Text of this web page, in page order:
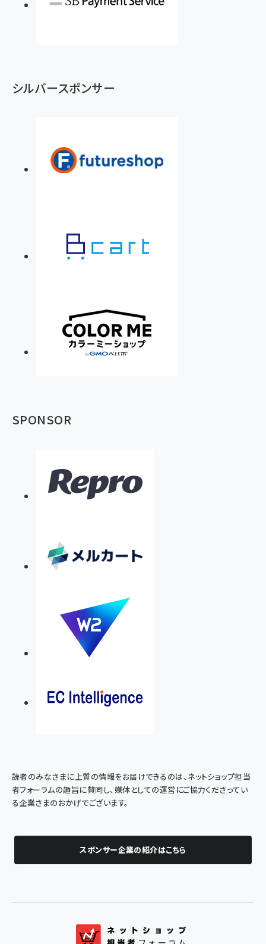
シルバースポンサー
SPONSOR
読者のみなさまに上質の情報をお届けできるのは、ネットショップ担当
者フォーラムの趣旨に賛同し、媒体としての運営にご協力くださってい
る企業さまのおかげでございます。
スポンサー企業の紹介はこちら